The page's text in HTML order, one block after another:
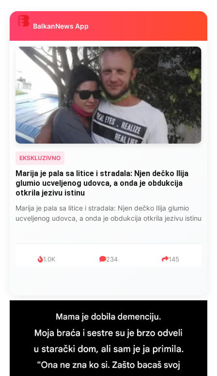
BalkanNews App
EKSKLUZIVNO
Marija je pala sa litice i stradala: Njen dečko Ilija
glumio ucveljenog udovca, a onda je obdukcija
otkrila jezivu istinu
Marija je pala sa litice i stradala: Njen dečko Ilija glumio
ucveljenog udovca, a onda je obdukcija otkrila jezivu istinu
1.0K 234 145